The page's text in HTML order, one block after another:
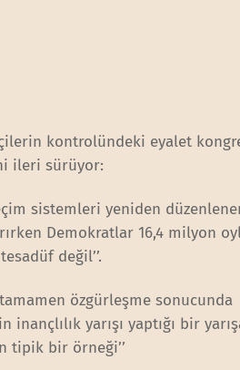
kontrolündeki eyalet
ileri sürüyor:
sistemleri yeniden
Demokratlar 16,4 milyon
değil’’.
özgürleşme sonucunda
yarışı yaptığı bir
tipik bir örneği’’